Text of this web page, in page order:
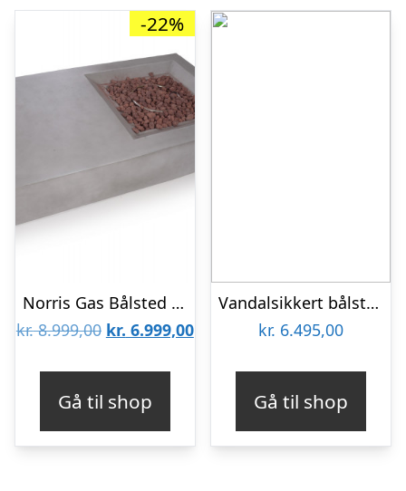
-22%
Norris Gas Bålsted – 87×153 cm
kr.8.999,00 Den
var:
kr. 8.999,00.
kr. 6.999,00Den
kr. 6.999,00.
Gå til shop
Vandalsikkert bålsted i 4mm cortenstål inkl. to fastmonteret bålriste
kr. 6.495,00
Gå til shop